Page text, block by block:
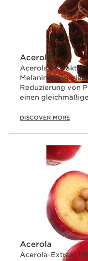
Acerola
Acerola-Extrakt
Melanin zu
Reduzierung von
einen
DISCOVER MORE
Acerola
Acerola-Extrakt